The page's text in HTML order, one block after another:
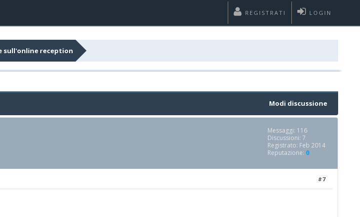
LOGIN
REGISTRATI
sull'online reception
Modi discussione
Messaggi: 116
Discussioni: 7
Registrato: Feb 2014
Reputazione: 0
#7